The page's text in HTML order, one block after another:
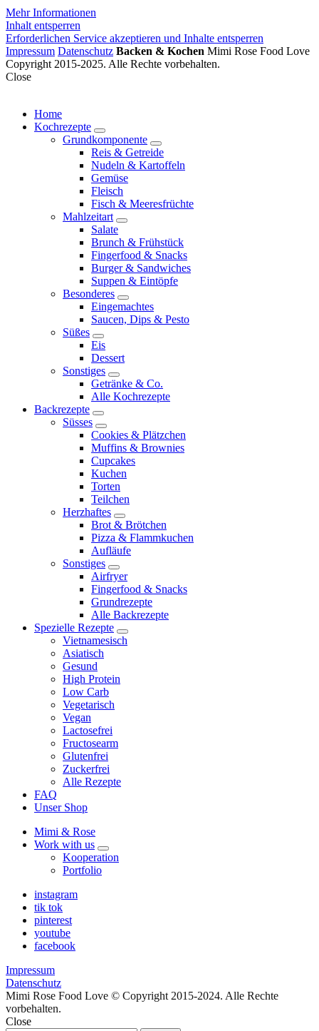
Mehr Informationen
Inhalt entsperren
Erforderlichen Service akzeptieren und Inhalte entsperren
Impressum Datenschutz Backen & Kochen Mimi Rose Food Love
Copyright 2015-2025. Alle Rechte vorbehalten.
Close
Home
Kochrezepte
expand
child
menu
Grundkomponente
expand
child
menu
Reis & Getreide
Nudeln & Kartoffeln
Gemüse
Fleisch
Fisch & Meeresfrüchte
Mahlzeitart
expand
child
menu
Salate
Brunch & Frühstück
Fingerfood & Snacks
Burger & Sandwiches
Suppen & Eintöpfe
Besonderes
expand
child
menu
Eingemachtes
Saucen, Dips & Pesto
Süßes
expand
child
menu
Eis
Dessert
Sonstiges
expand
child
menu
Getränke & Co.
Alle Kochrezepte
Backrezepte
expand
child
menu
Süsses
expand
child
menu
Cookies & Plätzchen
Muffins & Brownies
Cupcakes
Kuchen
Torten
Teilchen
Herzhaftes
expand
child
menu
Brot & Brötchen
Pizza & Flammkuchen
Aufläufe
Sonstiges
expand
child
menu
Airfryer
Fingerfood & Snacks
Grundrezepte
Alle Backrezepte
Spezielle Rezepte
expand
child
Vietnamesisch
Asiatisch
Gesund
High Protein
Low Carb
Vegetarisch
Vegan
Lactosefrei
Fructosearm
Glutenfrei
Zuckerfrei
Alle Rezepte
FAQ
Unser Shop
Mimi & Rose
Work with us
expand
child
Kooperation
Portfolio
instagram
tik tok
pinterest
youtube
facebook
Impressum
Datenschutz
Mimi Rose Food Love © Copyright 2015-2024. Alle Rechte
vorbehalten.
Close